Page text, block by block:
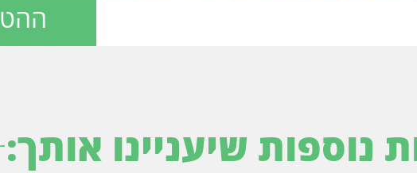
נוספות שיעניינו אותך: